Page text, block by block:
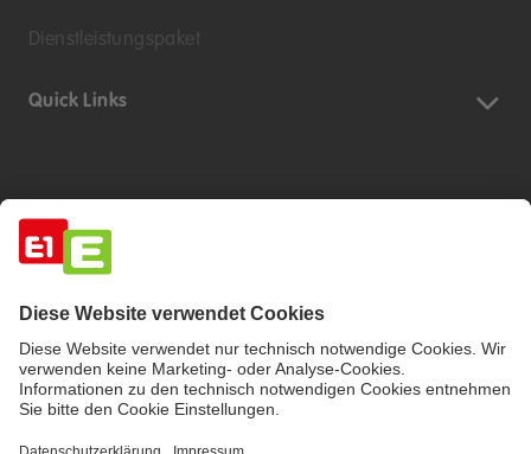
Dienstleistungspaket
Quick Links
Impressum
Barrierefreiheitserklärung
Haftungsausschluss